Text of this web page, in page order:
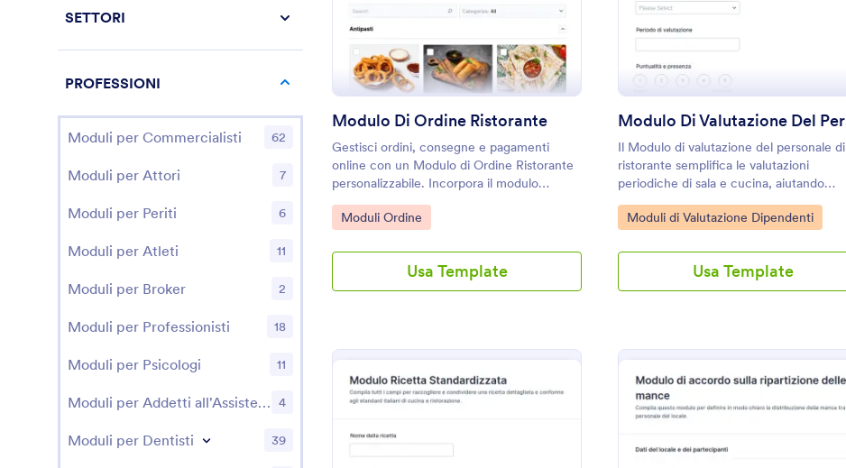
Modulo Di Ordine Ristorante
Gestisci ordini, consegne e pagamenti
online con un Modulo di Ordine Ristorante
personalizzabile. Incorpora il modulo
Jotform e ottimizza il processo dal tuo sito.
Go to Category:
Moduli Ordine
Usa Template
Il Modulo di valutazione del personale di
ristorante semplifica le valutazioni
periodiche di sala e cucina, aiutando
responsabili e titolari a raccogliere dati e
commenti utili per formazione, crescita e
Go to Category:
Moduli di Valutazione Dipendenti
Usa Template
SETTORI
PROFESSIONI
Moduli per Commercialisti 62
Moduli per Attori 7
Moduli per Periti 6
Moduli per Atleti 11
Moduli per Broker 2
Moduli per Professionisti 18
Moduli per Psicologi 11
Moduli per Addetti all'Assistenza Clienti 4
Moduli per Dentisti 39